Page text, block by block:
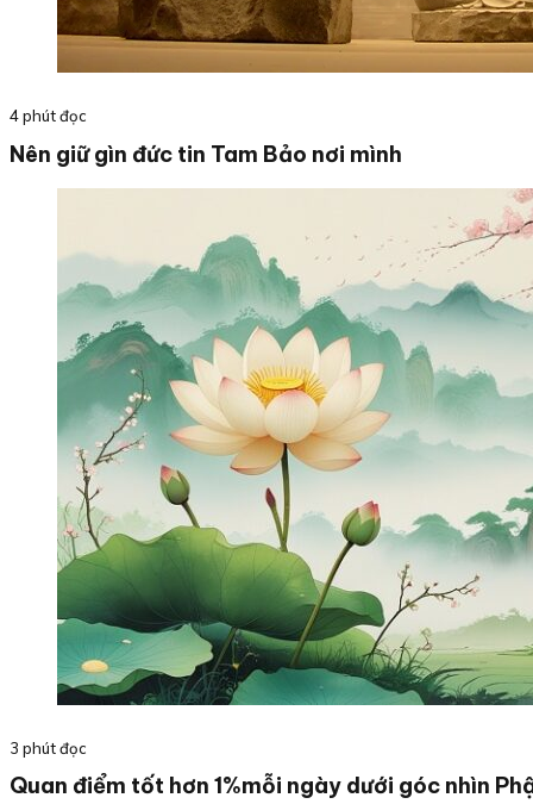
4 phút đọc
Nên giữ gìn đức tin Tam Bảo nơi mình
3 phút đọc
Quan điểm tốt hơn 1%mỗi ngày dưới góc nhìn